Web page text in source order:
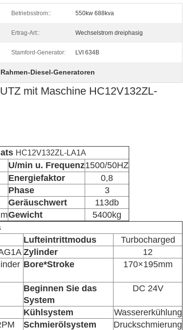
Betriebsstrom:: 550kw 688kva
Ertrag-Art:: Wechselstrom dreiphasig
Stamford-Generator: LVI 634B
Diesel-Generatoren
mit Maschine HC12V132ZL-
HC12V132ZL-LA1A
U/min u. Frequenz1500/50HZ
Energiefaktor
0,8
Phase
3
Geräuschwert
113db
Gewicht
5400kg
Lufteintrittmodus
Turbocharged
Zylinder
12
Bore*Stroke 170×195mm
Beginnen Sie das
System
DC 24V
Kühlsystem
Wassererkühlung
Schmierölsystem Druckschmierung